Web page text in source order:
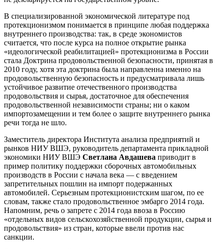
В специализированной экономической литературе под
протекционизмом понимается в принципе любая поддержка
внутреннего производства: так, в среде экономистов
считается, что после курса на полное открытие рынка
«идеологической реабилитацией» протекционизма в России
стала Доктрина продовольственной безопасности, принятая в
2010 году, хотя эта доктрина была направленна именно на
продовольственную безопасность и предусматривала лишь
устойчивое развитие отечественного производства
продовольствия и сырья, достаточное для обеспечения
продовольственной независимости страны; ни о каком
импортозамещении и тем более о защите внутреннего рынка
речи тогда не шло.
Заместитель директора Института анализа предприятий и
рынков НИУ ВШЭ, руководитель департамента прикладной
экономики НИУ ВШЭ Светлана Авдашева приводит в
пример политику поддержки сборочных автомобильных
производств в России с начала века — с введением
запретительных пошлин на импорт подержанных
автомобилей. Серьезным протекционистским шагом, по ее
словам, также стало продовольственное эмбарго 2014 года.
Напомним, речь о запрете с 2014 года ввоза в Россию
«отдельных видов сельскохозяйственной продукции, сырья и
продовольствия» из стран, которые ввели против нас
санкции.